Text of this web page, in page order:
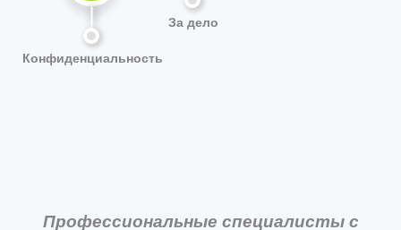
За дело
Конфиденциальность
Профессиональные специалисты с